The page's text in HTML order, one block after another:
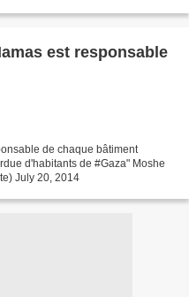
est responsable
de chaque bâtiment
d'habitants de #Gaza" Moshe
July 20, 2014